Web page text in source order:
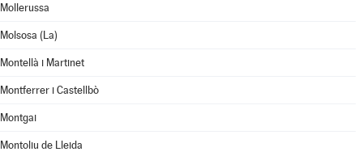
Mollerussa
Molsosa (La)
Montellà i Martinet
Montferrer i Castellbò
Montgai
Montoliu de Lleida